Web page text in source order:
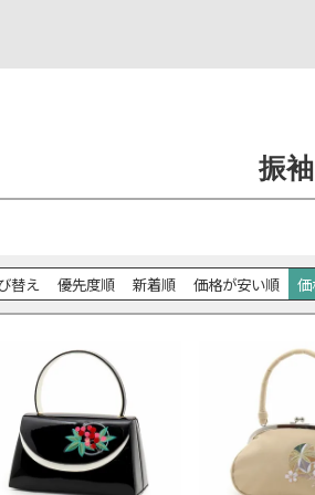
振
替え 優先度順 新着順 価格が安い順